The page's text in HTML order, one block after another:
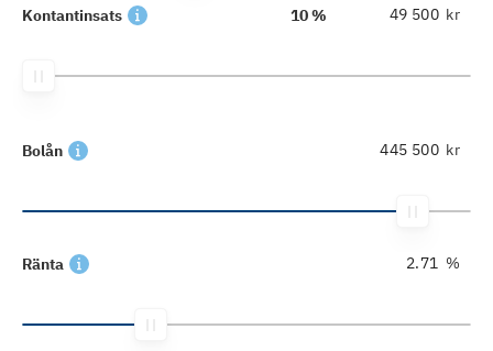
Kontantinsats 10 % kr
Bolån kr
Ränta %